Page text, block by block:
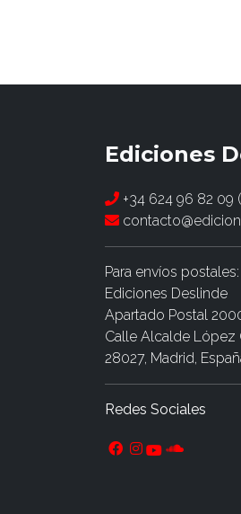
Ediciones
+34 624 96 82 09
Para envíos postales:
Ediciones Deslinde
Apartado Postal
Calle Alcalde López
28027, Madrid,
Redes Sociales